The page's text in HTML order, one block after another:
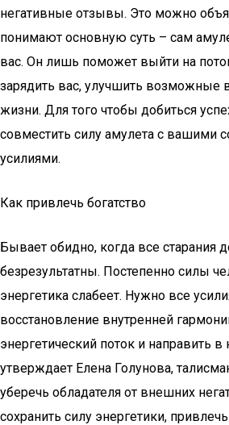
негативные отзывы. Это можно
понимают основную суть – сам
вас. Он лишь поможет выйти на
зарядить вас, улучшить возможные
жизни. Для того чтобы добиться
совместить силу амулета с вашими
усилиями.
Как привлечь богатство
Бывает обидно, когда все старания
безрезультатны. Постепенно силы
энергетика слабеет. Нужно все
восстановление внутренней
энергетический поток и направить
утверждает Елена Голунова,
уберечь обладателя от внешних
сохранить силу энергетики,